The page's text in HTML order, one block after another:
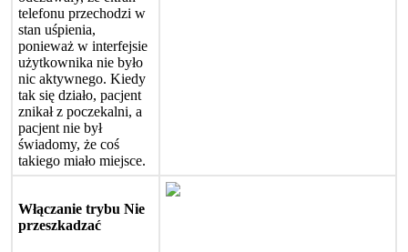
telefonu przechodzi w
stan uśpienia,
ponieważ w interfejsie
użytkownika nie było
nic aktywnego. Kiedy
tak się działo, pacjent
znikał z poczekalni, a
pacjent nie był
świadomy, że coś
takiego miało miejsce.
Włączanie trybu Nie
przeszkadzać